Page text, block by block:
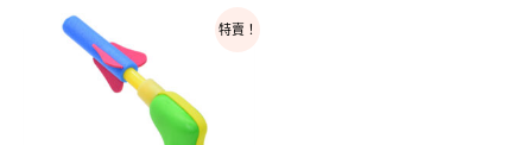
特賣！
始
價
格：
NT$170。
格：
NT$150。